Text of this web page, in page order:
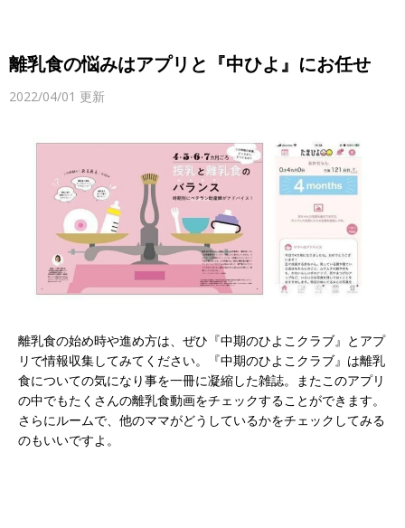
離乳食の悩みはアプリと『中ひよ』にお任せ
2022/04/01 更新
離乳食の始め時や進め方は、ぜひ『中期のひよこクラブ』とアプ
リで情報収集してみてください。『中期のひよこクラブ』は離乳
食についての気になり事を一冊に凝縮した雑誌。またこのアプリ
の中でもたくさんの離乳食動画をチェックすることができます。
さらにルームで、他のママがどうしているかをチェックしてみる
のもいいですよ。